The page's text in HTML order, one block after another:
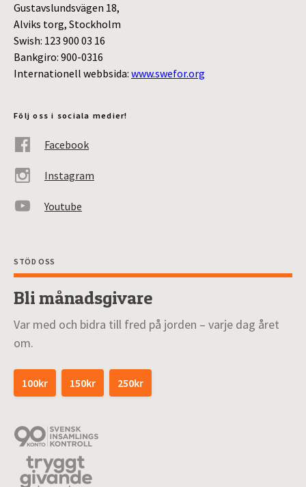
Gustavslundsvägen 18,
Alviks torg, Stockholm
Swish: 123 900 03 16
Bankgiro: 900-0316
Internationell webbsida: www.swefor.org
Följ oss i sociala medier!
Facebook
Instagram
Youtube
STÖD OSS
Bli månadsgivare
Var med och bidra till fred på jorden – varje dag året
om.
100kr 150kr 250kr